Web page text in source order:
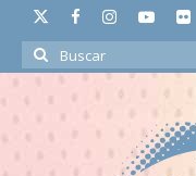
Buscar
por: